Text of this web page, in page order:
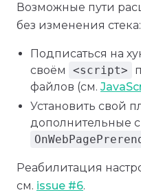
Возможные пути
без изменения стека:
Подписаться на
своём
<script>
файлов (см.
Установить свой
дополнительные
Реабилитация
см. issue #6.